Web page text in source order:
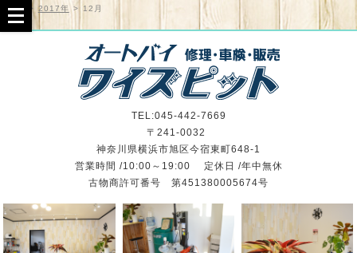
TOP > 2017年 > 12月
TEL:045-442-7669
〒241-0032
神奈川県横浜市旭区今宿東町648-1
営業時間 /10:00～19:00 定休日 /年中無休
古物商許可番号 第451380005674号